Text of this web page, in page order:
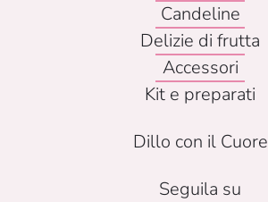
Candeline
Delizie di frutta
Accessori
Kit e preparati
Dillo con il Cuore
Seguila su